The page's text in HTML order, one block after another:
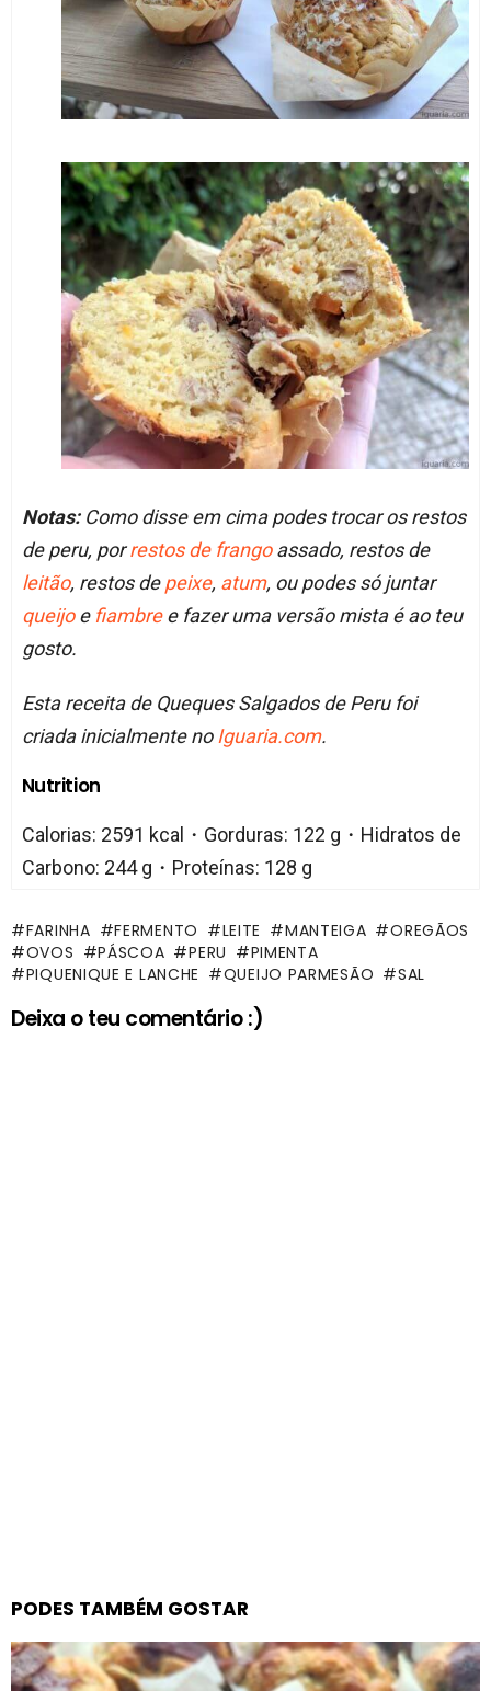
Notas:Como disse em cima podes trocar os restos
de peru, porrestos de frangoassado, restos de
leitão, restos depeixe, atum, ou podes só juntar
queijoe fiambree fazer uma versão mista é ao teu
gosto.
Esta receita de Queques Salgados de Peru foi
criada inicialmente no Iguaria.com.
Nutrition
Calorias: 2591 kcal・Gorduras: 122 g・Hidratos de
Carbono: 244 g・Proteínas: 128 g
FARINHA FERMENTO LEITE MANTEIGA
OREGÃOS
OVOS
PÁSCOA PERU
PIMENTA
PIQUENIQUE E LANCHE
QUEIJO PARMESÃO SAL
Deixa o teu comentário :)
PODES TAMBÉM GOSTAR